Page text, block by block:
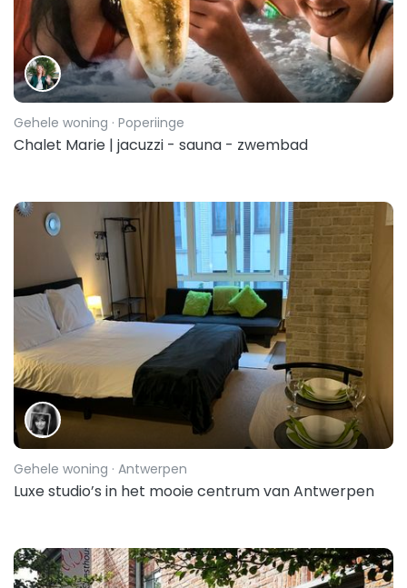
Gehele woning · Poperiinge
Chalet Marie | jacuzzi - sauna - zwembad
Gehele woning · Antwerpen
Luxe studio’s in het mooie centrum van Antwerpen